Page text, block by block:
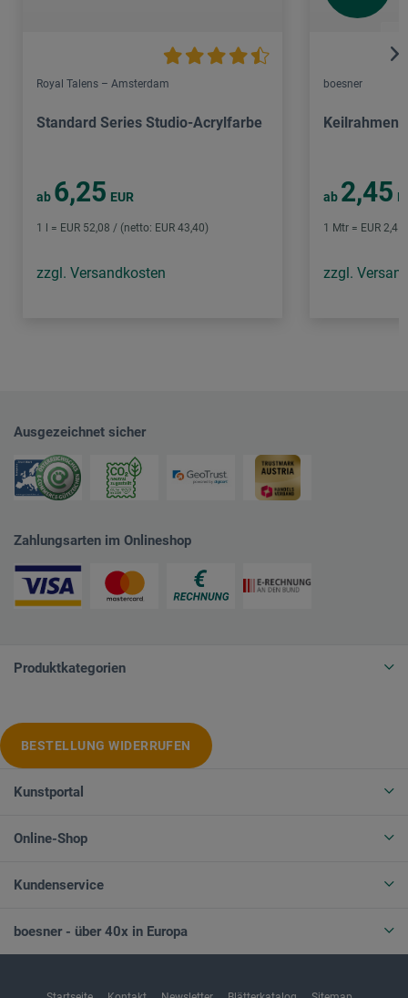
Royal Talens – Amsterdam
Standard Series Studio-Acrylfarbe
ab 6,25 EUR
1 l = EUR 52,08 / (netto: EUR 43,40)
zzgl. Versandkosten
boesner
Keilrahmen
ab 2,45
1 Mtr = EUR
zzgl.
Ausgezeichnet sicher
Zahlungsarten im Onlineshop
Produktkategorien
BESTELLUNG WIDERRUFEN
Kunstportal
Online-Shop
Kundenservice
boesner - über 40x in Europa